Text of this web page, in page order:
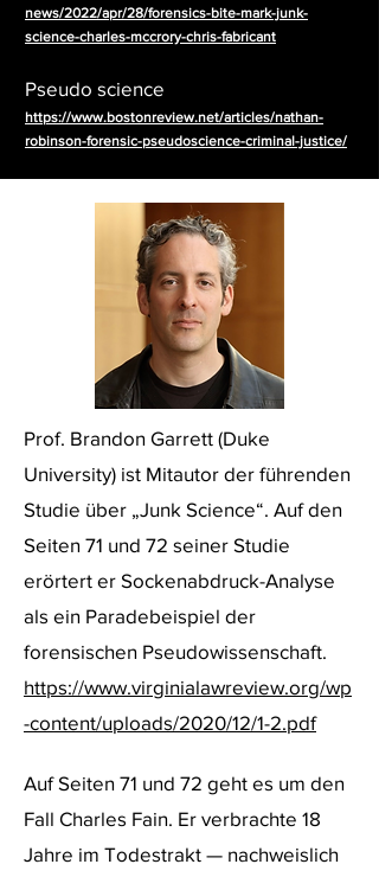
news/2022/apr/28/forensics-bite-mark-junk-
science-charles-mccrory-chris-fabricant
Pseudo science
https://www.bostonreview.net/articles/nathan-
robinson-forensic-pseudoscience-criminal-justice/
Prof. Brandon Garrett (Duke
University) ist Mitautor der führenden
Studie über „Junk Science“. Auf den
Seiten 71 und 72 seiner Studie
erörtert er Sockenabdruck-Analyse
als ein Paradebeispiel der
forensischen Pseudowissenschaft.
https://www.virginialawreview.org/wp
-content/uploads/2020/12/1-2.pdf
Auf Seiten 71 und 72 geht es um den
Fall Charles Fain. Er verbrachte 18
Jahre im Todestrakt — nachweislich